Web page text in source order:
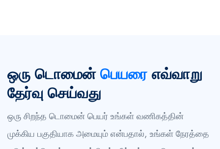
ஒரு டொமைன்பெயரைஎவ்வாறு
தேர்வு செய்வது
ஒரு சிறந்த டொமைன் பெயர் உங்கள் வணிகத்தின்
முக்கிய பகுதியாக அமையும் என்பதால், உங்கள் நேரத்தை